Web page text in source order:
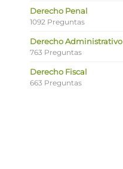
Derecho Penal
1092 Preguntas
Derecho Administrativo
763 Preguntas
Derecho Fiscal
663 Preguntas